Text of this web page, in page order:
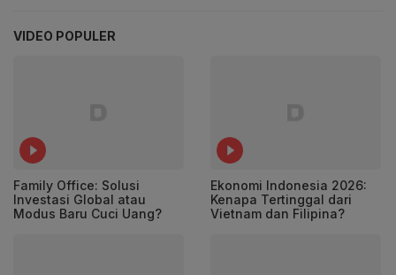
VIDEO POPULER
Family Office: Solusi
Investasi Global atau
Modus Baru Cuci Uang?
Ekonomi Indonesia 2026:
Kenapa Tertinggal dari
Vietnam dan Filipina?